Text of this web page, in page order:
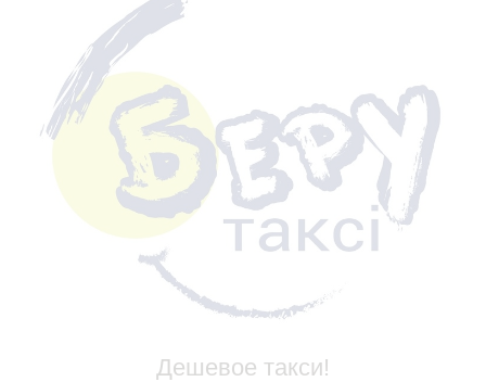
Дешевое такси!